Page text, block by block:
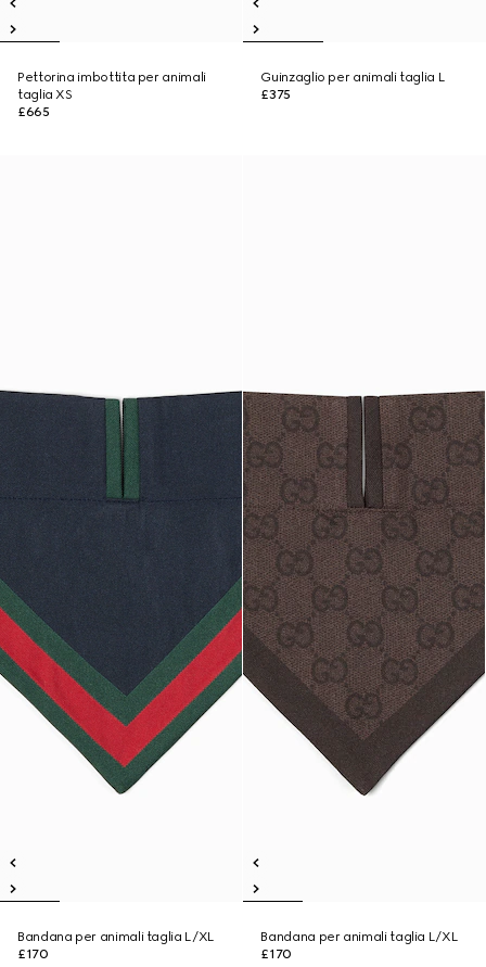
Pettorina imbottita per animali
taglia XS
£665
Guinzaglio per animali taglia L
£375
Bandana per animali taglia L/XL
£170
Bandana per animali taglia L/XL
£170